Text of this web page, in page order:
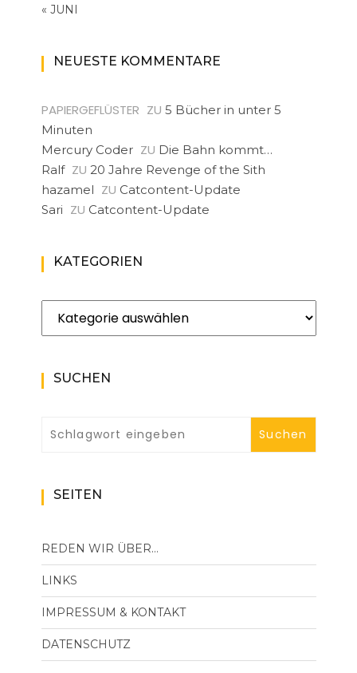
« JUNI
NEUESTE KOMMENTARE
PAPIERGEFLÜSTER ZU 5 Bücher in unter 5
Minuten
Mercury Coder ZU Die Bahn kommt…
Ralf ZU 20 Jahre Revenge of the Sith
hazamel ZU Catcontent-Update
Sari ZU Catcontent-Update
KATEGORIEN
Kategorien
SUCHEN
SEITEN
REDEN WIR ÜBER…
LINKS
IMPRESSUM & KONTAKT
DATENSCHUTZ